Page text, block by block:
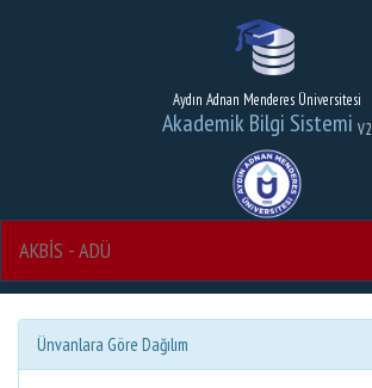
Aydın Adnan Menderes Üniversitesi
Akademik Bilgi Sistemi V2
AKBİS - ADÜ
Ünvanlara Göre Dağılım